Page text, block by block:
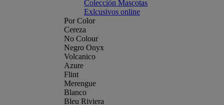
Colección Mascotas
Exlcusivos online
Por Color
Cereza
No Colour
Negro Onyx
Volcanico
Azure
Flint
Merengue
Blanco
Bleu Riviera